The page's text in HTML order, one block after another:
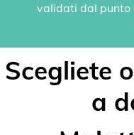
validati dal punto
Scegliete
a